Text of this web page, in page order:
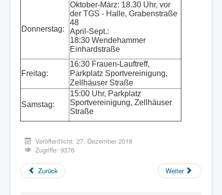
Donnerstag:
Oktober-März: 18.30 Uhr, vor
der TGS - Halle, Grabenstraße
48
April-Sept.:
18:30 Wendehammer
Einhardstraße
Freitag:
16:30 Frauen-Lauftreff,
Parkplatz Sportvereinigung,
Zellhäuser Straße
Samstag:
15:00 Uhr, Parkplatz
Sportvereinigung, Zellhäuser
Straße
Veröffentlicht: 27. Dezember 2018
Zugriffe: 9376
Zurück Weiter